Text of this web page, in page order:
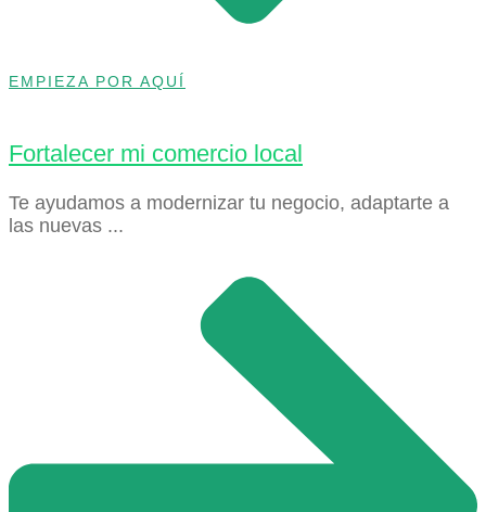
EMPIEZA POR AQUÍ
Fortalecer mi comercio local
Te ayudamos a modernizar tu negocio, adaptarte a
las nuevas ...